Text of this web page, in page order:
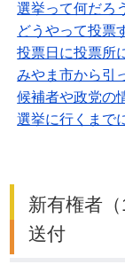
選挙って何だろ
どうやって投票
投票日に投票所
みやま市から引
候補者や政党の
選挙に行くまで
新有権者
送付